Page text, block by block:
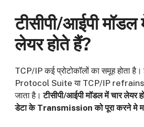
टीसीपी/आईपी
लेयर होते हैं?
TCP/IP कई प्रोटोकॉलों का समूह होता
Protocol Suite या TCP/IP refrains
जाता है।टीसीपी/आईपी मॉडल में चार लेयर
डेटा के Transmission को पूरा करने मे